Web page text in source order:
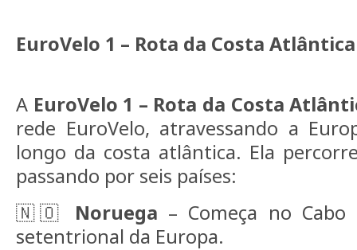
EuroVelo 1 – Rota da Costa Atlântica
A EuroVelo 1 – Rota da Costa
rede EuroVelo, atravessando a
longo da costa atlântica. Ela
passando por seis países:
🇳🇴 Noruega – Começa no
setentrional da Europa.